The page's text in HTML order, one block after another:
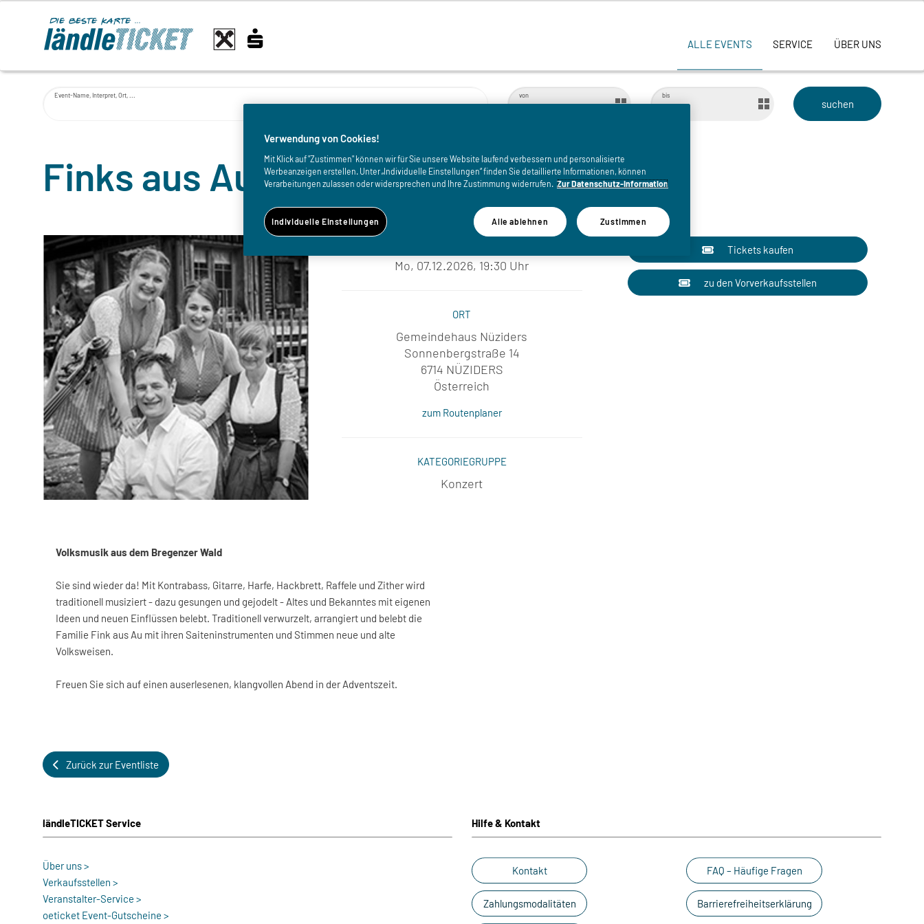
ALLE EVENTS SERVICE ÜBER UNS
Event-Name, Interpret, Ort, ... von bis
Finks aus Au
Mo, 07.12.2026, 19:30 Uhr
ORT
Gemeindehaus Nüziders
Sonnenbergstraße 14
6714 NÜZIDERS
Österreich
zum Routenplaner
KATEGORIEGRUPPE
Konzert
Tickets kaufen
zu den Vorverkaufsstellen
Volksmusik aus dem Bregenzer Wald
Sie sind wieder da! Mit Kontrabass, Gitarre, Harfe, Hackbrett, Raffele und Zither wird
traditionell musiziert - dazu gesungen und gejodelt - Altes und Bekanntes mit eigenen
Ideen und neuen Einflüssen belebt. Traditionell verwurzelt, arrangiert und belebt die
Familie Fink aus Au mit ihren Saiteninstrumenten und Stimmen neue und alte
Volksweisen.
Freuen Sie sich auf einen auserlesenen, klangvollen Abend in der Adventszeit.
Zurück zur Eventliste
ländleTICKET Service
Über uns >
Verkaufsstellen >
Veranstalter-Service >
oeticket Event-Gutscheine >
Hilfe & Kontakt
Kontakt
Zahlungsmodalitäten
FAQ – Häufige Fragen
Barrierefreiheitserklärung
Verwendung von Cookies!
Mit Klick auf "Zustimmen" können wir für Sie unsere Website laufend verbessern und personalisierte
Werbeanzeigen erstellen. Unter „Individuelle Einstellungen“ finden Sie detaillierte Informationen, können
Verarbeitungen zulassen oder widersprechen und Ihre Zustimmung widerrufen. Zur Datenschutz-Information
Alle ablehnen Zustimmen
Individuelle Einstellungen